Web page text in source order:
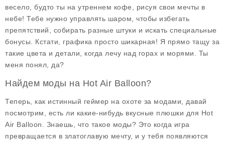
весело, будто ты на утреннем кофе, рисуя свои мечты в
небе! Тебе нужно управлять шаром, чтобы избегать
препятствий, собирать разные штуки и искать специальные
бонусы. Кстати, графика просто шикарная! Я прямо тащу за
такие цвета и детали, когда лечу над горах и морями. Ты
меня понял, да?
Найдем моды на Hot Air Balloon?
Теперь, как истинный геймер на охоте за модами, давай
посмотрим, есть ли какие-нибудь вкусные плюшки для Hot
Air Balloon. Знаешь, что такое моды? Это когда игра
превращается в златоглавую мечту, и у тебя появляются